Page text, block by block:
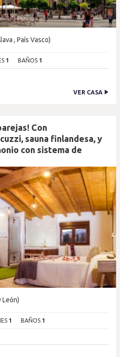
, País Vasco)
1 BAÑOS 1
VER CASA
Con
sauna finlandesa, y
con sistema de
León)
1 BAÑOS 1